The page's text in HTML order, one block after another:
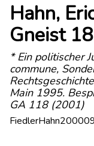
Hahn,
Gneist
* Ein politischer
commune,
Main 1995.
GA 118 (2001)